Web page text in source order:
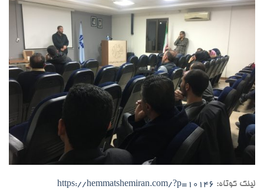
لینک کوتاه: https://hemmatshemiran.com/?p=10146